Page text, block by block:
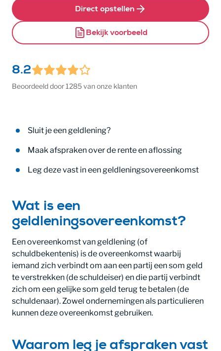
Direct opstellen
Bekijk voorbeeld
8.2
Beoordeeld door 1285 van onze klanten
Sluit je een geldlening?
Maak afspraken over de rente en aflossing
Leg deze vast in een geldleningsovereenkomst
Wat is een
geldleningsovereenkomst?
Een overeenkomst van geldlening (of
schuldbekentenis) is de overeenkomst waarbij
iemand zich verbindt om aan een partij een som geld
te verstrekken (de schuldeiser) en die partij verbindt
zich om een gelijke som geld terug te betalen (de
schuldenaar). Zowel ondernemingen als particulieren
kunnen deze overeenkomst gebruiken.
Waarom leg je afspraken vast